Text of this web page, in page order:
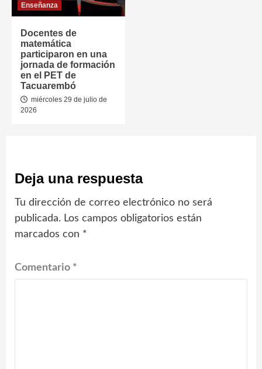
Enseñanza
Docentes de
matemática
participaron en una
jornada de formación
en el PET de
Tacuarembó
miércoles 29 de julio de
2026
Deja una respuesta
Tu dirección de correo electrónico no será
publicada. Los campos obligatorios están
marcados con *
Comentario *